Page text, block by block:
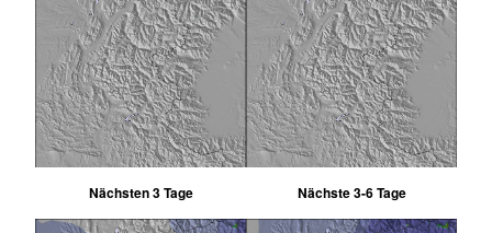
Nächsten 3 Tage Nächste 3-6 Tage